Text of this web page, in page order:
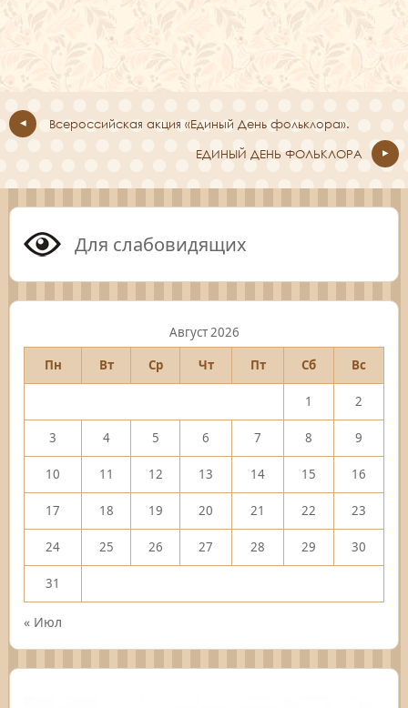
Всероссийская акция «Единый День фольклора».
ЕДИНЫЙ ДЕНЬ ФОЛЬКЛОРА
Для слабовидящих
Август 2026
Пн
Вт Ср Чт Пт Сб Вс
1 2
3 4 5 6 7 8 9
10 11 12 13 14 15 16
17 18 19 20 21 22 23
24 25 26 27 28 29 30
31
« Июл